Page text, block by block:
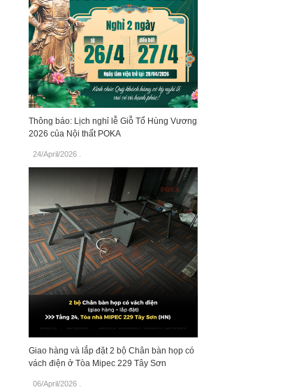
Thông báo: Lịch nghỉ lễ Giỗ Tổ Hùng Vương
2026 của Nội thất POKA
24/April/2026.
Giao hàng và lắp đặt 2 bộ Chân bàn họp có
vách điện ở Tòa Mipec 229 Tây Sơn
06/April/2026.